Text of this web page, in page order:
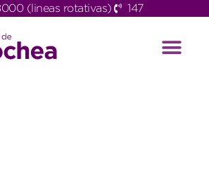
(lineas rotativas) 147